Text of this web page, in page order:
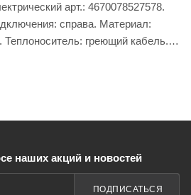
арт.: 4670078527578.
справа. Материал:
Теплоноситель: греющий кабель.
наших акций и новостей
ПОДПИСАТЬСЯ